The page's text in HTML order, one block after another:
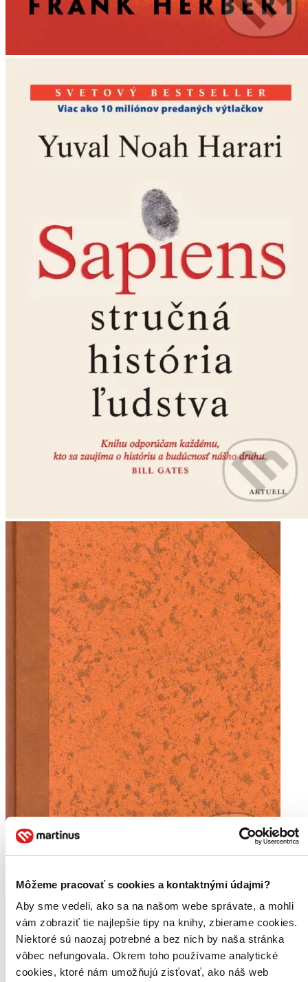
Môžeme pracovať s cookies a kontaktnými údajmi?
Aby sme vedeli, ako sa na našom webe správate, a mohli
vám zobraziť tie najlepšie tipy na knihy, zbierame cookies.
Niektoré sú naozaj potrebné a bez nich by naša stránka
vôbec nefungovala. Okrem toho používame analytické
cookies, ktoré nám umožňujú zisťovať, ako náš web